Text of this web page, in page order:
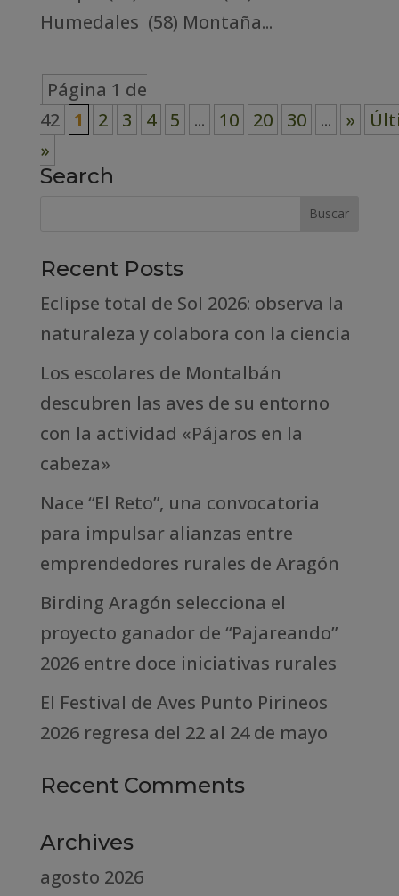
Humedales (58) Montaña...
Página 1 de
42
1 2 3 4 5 ... 10 20 30 ... »
»
Search
Recent Posts
Eclipse total de Sol 2026: observa la
naturaleza y colabora con la ciencia
Los escolares de Montalbán
descubren las aves de su entorno
con la actividad «Pájaros en la
cabeza»
Nace “El Reto”, una convocatoria
para impulsar alianzas entre
emprendedores rurales de Aragón
Birding Aragón selecciona el
proyecto ganador de “Pajareando”
2026 entre doce iniciativas rurales
El Festival de Aves Punto Pirineos
2026 regresa del 22 al 24 de mayo
Recent Comments
Archives
agosto 2026